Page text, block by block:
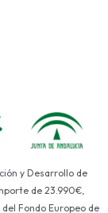
y Desarrollo de
de 23.990€,
Fondo Europeo de